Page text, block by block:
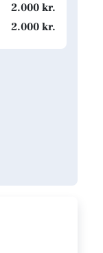
2.000 kr.
2.000 kr.